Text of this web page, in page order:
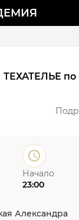
ТЕХАТЕЛЬЕ по
Начало
23:00
Александра